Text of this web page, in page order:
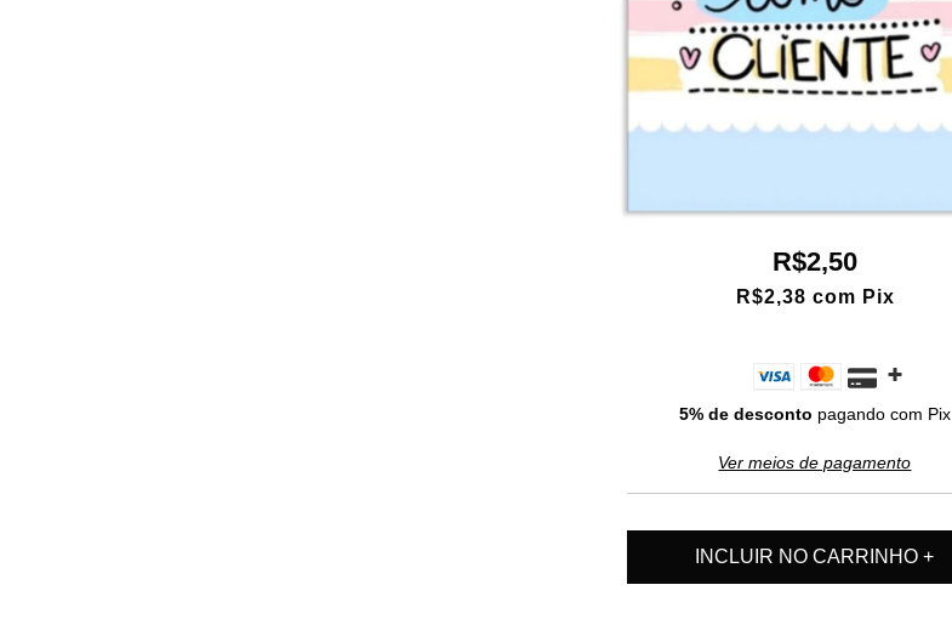
R$2,50
R$2,38 com Pix
5% de desconto pagando com Pix
Ver meios de pagamento